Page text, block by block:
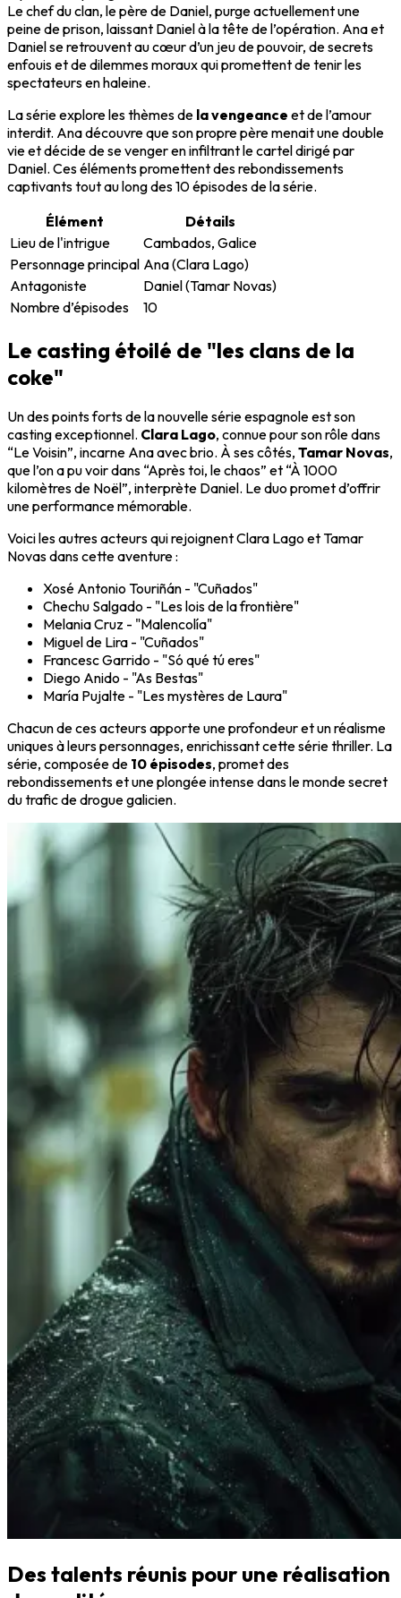
Le chef du clan, le père de Daniel, purge actuellement une
peine de prison, laissant Daniel à la tête de l’opération. Ana et
Daniel se retrouvent au cœur d’un jeu de pouvoir, de secrets
enfouis et de dilemmes moraux qui promettent de tenir les
spectateurs en haleine.
La série explore les thèmes de la vengeance et de l’amour
interdit. Ana découvre que son propre père menait une double
vie et décide de se venger en infiltrant le cartel dirigé par
Daniel. Ces éléments promettent des rebondissements
captivants tout au long des 10 épisodes de la série.
Élément
Détails
Lieu de l'intrigue
Cambados, Galice
Personnage principal Ana (Clara Lago)
Antagoniste
Daniel (Tamar Novas)
Nombre d’épisodes
10
Le casting étoilé de "les clans de la
coke"
Un des points forts de la nouvelle série espagnole est son
casting exceptionnel. Clara Lago, connue pour son rôle dans
“Le Voisin”, incarne Ana avec brio. À ses côtés, Tamar Novas,
que l’on a pu voir dans “Après toi, le chaos” et “À 1000
kilomètres de Noël”, interprète Daniel. Le duo promet d’offrir
une performance mémorable.
Voici les autres acteurs qui rejoignent Clara Lago et Tamar
Novas dans cette aventure :
Xosé Antonio Touriñán - "Cuñados"
Chechu Salgado - "Les lois de la frontière"
Melania Cruz - "Malencolía"
Miguel de Lira - "Cuñados"
Francesc Garrido - "Só qué tú eres"
Diego Anido - "As Bestas"
María Pujalte - "Les mystères de Laura"
Chacun de ces acteurs apporte une profondeur et un réalisme
uniques à leurs personnages, enrichissant cette série thriller. La
série, composée de 10 épisodes, promet des
rebondissements et une plongée intense dans le monde secret
du trafic de drogue galicien.
Des talents réunis pour une réalisation